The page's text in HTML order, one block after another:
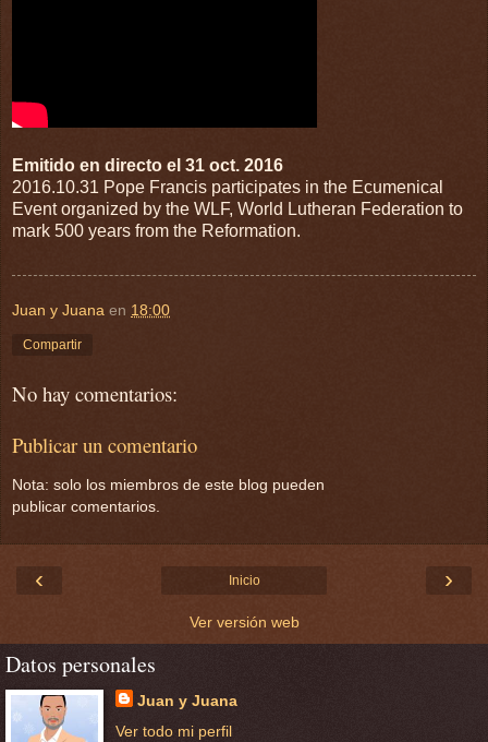
Emitido en directo el 31 oct. 2016
2016.10.31 Pope Francis participates in the Ecumenical
Event organized by the WLF, World Lutheran Federation to
mark 500 years from the Reformation.
Juan y Juana en 18:00
Compartir
No hay comentarios:
Publicar un comentario
Nota: solo los miembros de este blog pueden
publicar comentarios.
‹ ›
Inicio
Ver versión web
Datos personales
Juan y Juana
Ver todo mi perfil